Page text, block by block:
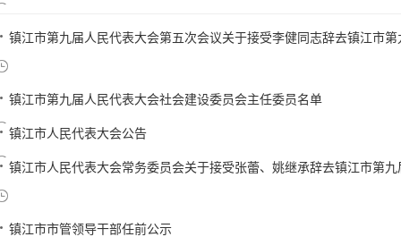
镇江市第九届人民代表大会第五次会议关于接受李健同志辞去镇江市
镇江市第九届人民代表大会社会建设委员会主任委员名单
镇江市人民代表大会公告
镇江市人民代表大会常务委员会关于接受张蕾、姚继承辞去镇江市第
镇江市市管领导干部任前公示